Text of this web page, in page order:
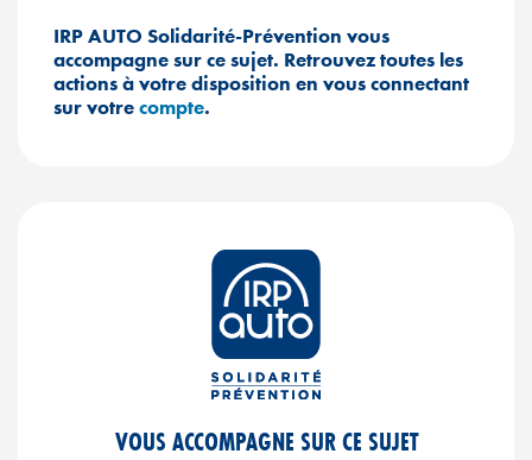
IRP AUTO Solidarité-Prévention vous
accompagne sur ce sujet. Retrouvez toutes les
actions à votre disposition en vous connectant
survotrecompte.
VOUS ACCOMPAGNE SUR CE SUJET